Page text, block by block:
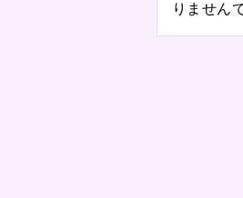
りません